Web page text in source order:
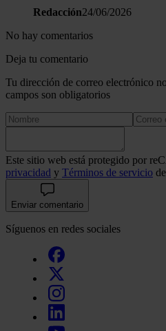
Redacción24/06/2026
No hay comentarios
Deja tu comentario
Tu dirección de correo electrónico
campos son obligatorios
Este sitio web está protegido por
privacidad y Términos de servicio
Enviar comentario
Síguenos en redes sociales